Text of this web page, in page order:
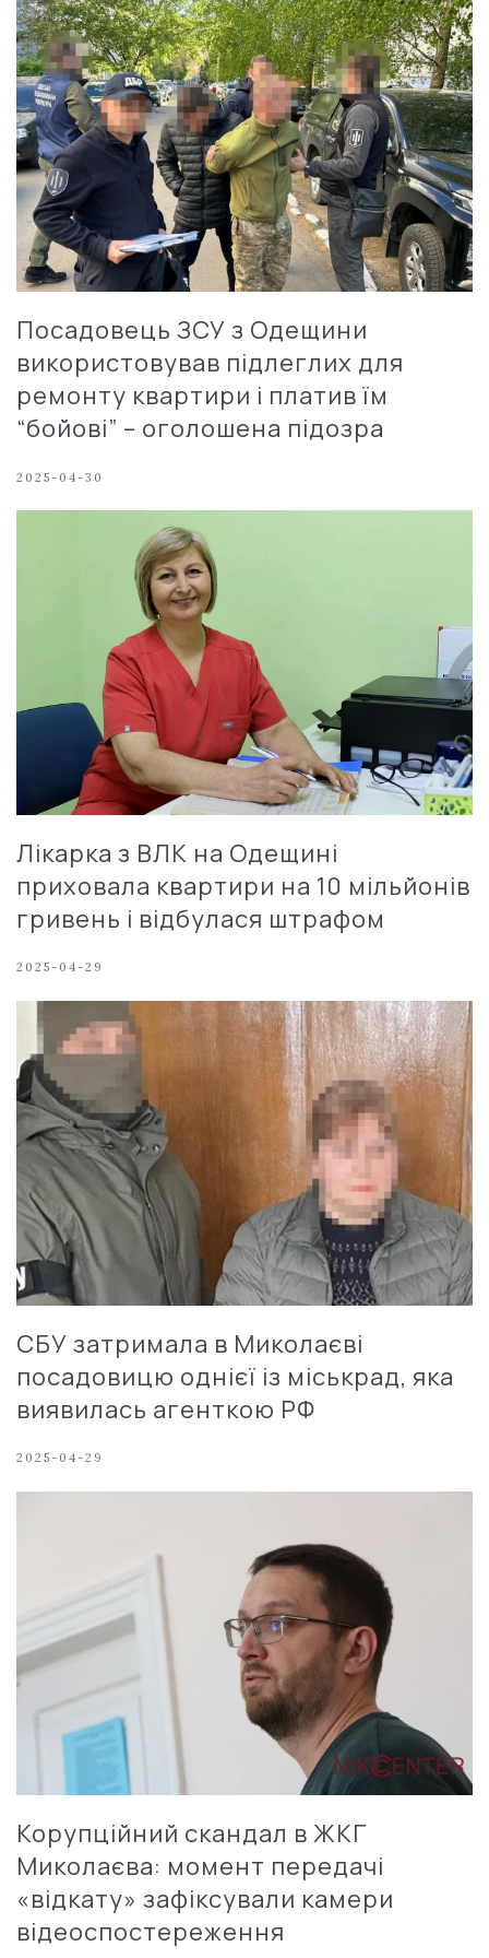
Посадовець ЗСУ з Одещини
використовував підлеглих для
ремонту квартири і платив їм
“бойові” – оголошена підозра
2025-04-30
Лікарка з ВЛК на Одещині
приховала квартири на 10 мільйонів
гривень і відбулася штрафом
2025-04-29
СБУ затримала в Миколаєві
посадовицю однієї із міськрад, яка
виявилась агенткою РФ
2025-04-29
Корупційний скандал в ЖКГ
Миколаєва: момент передачі
«відкату» зафіксували камери
відеоспостереження